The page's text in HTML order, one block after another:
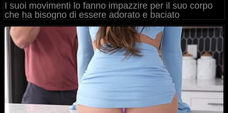
I suoi movimenti lo fanno impazzire per il suo corpo
che ha bisogno di essere adorato e baciato
lentamente